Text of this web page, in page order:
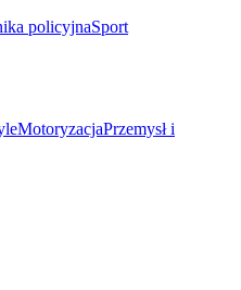
policyjnaSport
MotoryzacjaPrzemysł i